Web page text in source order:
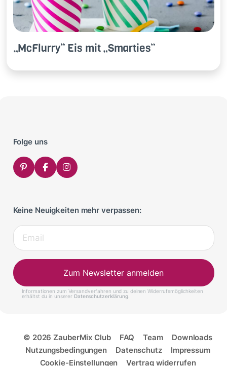
„M­cFlur­ry“ Eis mit „S­mar­ties“
Folge uns
Keine Neuigkeiten mehr verpassen:
Zum Newsletter anmelden
Informationen zum Versandverfahren und zu deinen Widerrufsmöglichkeiten
erhältst du in unserer Datenschutzerklärung.
© 2026 ZauberMix Club FAQ Team
Downloads
Nutzungsbedingungen
Datenschutz
Impressum
Cookie-Einstellungen
Vertrag widerrufen